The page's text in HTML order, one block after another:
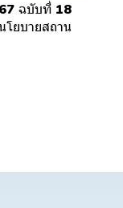
ฉบับที่ 18
โยบายสถาน